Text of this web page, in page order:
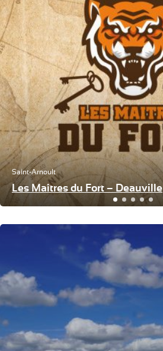
Saint-Arnoult
Les Maîtres du Fort – Deauville